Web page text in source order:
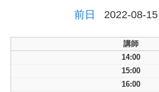
前日 2022-08-15
講師
14:00
15:00
16:00